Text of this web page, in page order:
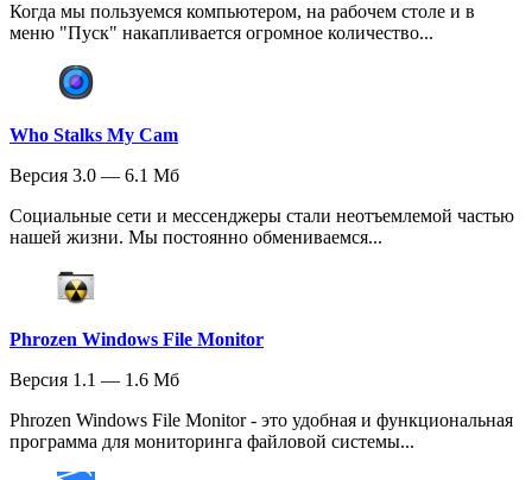
Когда мы пользуемся компьютером, на рабочем столе и в
меню "Пуск" накапливается огромное количество...
Who Stalks My Cam
Версия 3.0 — 6.1 Мб
Социальные сети и мессенджеры стали неотъемлемой частью
нашей жизни. Мы постоянно обмениваемся...
Phrozen Windows File Monitor
Версия 1.1 — 1.6 Мб
Phrozen Windows File Monitor - это удобная и функциональная
программа для мониторинга файловой системы...